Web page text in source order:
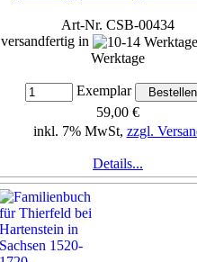
Art-Nr. CSB-00434
versandfertig in
Werktage
Exemplar
59,00 €
inkl. 7% MwSt, zzgl.
Details...